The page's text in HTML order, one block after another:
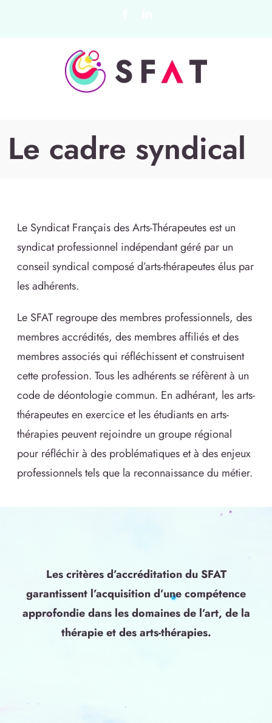
Le cadre syndical
Le Syndicat Français des Arts-Thérapeutes est un
syndicat professionnel indépendant géré par un
conseil syndical composé d’arts-thérapeutes élus par
les adhérents.
Le SFAT regroupe des membres professionnels, des
membres accrédités, des membres affiliés et des
membres associés qui réfléchissent et construisent
cette profession. Tous les adhérents se réfèrent à un
code de déontologie commun. En adhérant, les arts-
thérapeutes en exercice et les étudiants en arts-
thérapies peuvent rejoindre un groupe régional
pour réfléchir à des problématiques et à des enjeux
professionnels tels que la reconnaissance du métier.
Les critères d’accréditation du SFAT
garantissent l’acquisition d’une compétence
approfondie dans les domaines de l’art, de la
thérapie et des arts-thérapies.